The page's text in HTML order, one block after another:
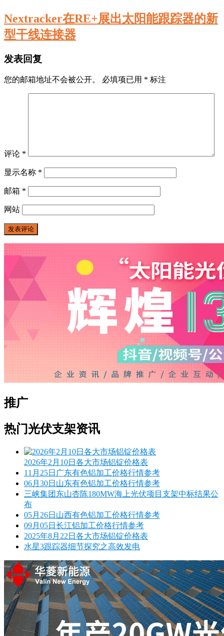
Nextracker在RE+展出太阳能跟踪器的新
型干线连接器
发表回复
您的邮箱地址不会被公开。 必填项已用 * 标注
评论 *
显示名称 *
邮箱 *
网站
推广
热门光伏支架资讯
2026年2月10日各大市场铝锭价格表
11月25日广东有色铝加工价格行情参考
06月30日山东有色铝加工价格行情参考
三峡集团东山杏陈180MW海上光伏项目支架中标结果公
布
05月26日山西有色铝加工价格行情参考
09月05日长江铝加工价格行情参考
2025年8月22日各大市场铝锭价格表
水星3跟踪器细节探究之高效发电